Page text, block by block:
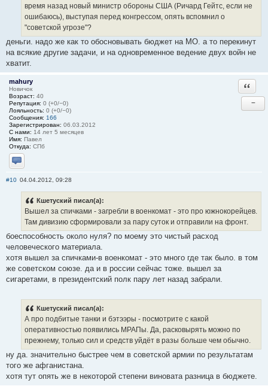
время назад новый министр обороны США (Ричард Гейтс, если не
ошибаюсь), выступая перед конгрессом, опять вспомнил о
"советской угрозе"?
деньги. надо же как то обосновывать бюджет на МО. а то перекинут
на всякие другие задачи, и на одновременное ведение двух войн не
хватит.
mahury
Новичок
Возраст: 40
Репутация: 0 (+0/−0)
Лояльность: 0 (+0/−0)
Сообщения: 166
Зарегистрирован: 06.03.2012
С нами: 14 лет 5 месяцев
Имя: Павел
Откуда: СПб
Отправить личное сообщение
−
#10 04.04.2012, 09:28
Кшетуский писал(а):
Вышел за спичками - загребли в военкомат - это про южнокорейцев.
Там дивизию сформировали за пару суток и отправили на фронт.
боеспособность около нуля? по моему это чистый расход
человеческого материала.
хотя вышел за спичками-в военкомат - это много где так было. в том
же советском союзе. да и в россии сейчас тоже. вышел за
сигаретами, в президентский полк пару лет назад забрали.
Кшетуский писал(а):
А про подбитые танки и бэтээры - посмотрите с какой
оперативностью появились МРАПы. Да, расковырять можно по
прежнему, только сил и средств уйдёт в разы больше чем обычно.
ну да. значительно быстрее чем в советской армии по результатам
того же афганистана.
хотя тут опять же в некоторой степени виновата разница в бюджете.